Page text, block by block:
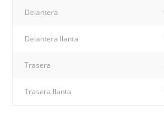
Delantera
Delantera llanta
Trasera
Trasera llanta